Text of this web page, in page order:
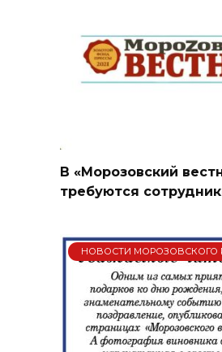
В «Морозовский
требуются
НОВОСТИ МОРОЗОВСКОГО